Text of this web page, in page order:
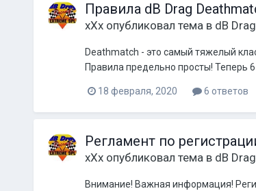
Правила dB Drag
xXxопубликовал тема в dB
Deathmatch - это самый тяжелый
Правила предельно просты! Теперь
18 февраля, 2020 6 ответов
Регламент по
xXxопубликовал тема в dB
Внимание! Важная информация!